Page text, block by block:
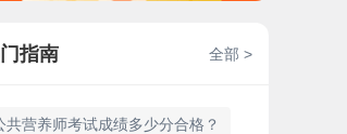
指南 全部 >
共营养师考试成绩多少分合格？